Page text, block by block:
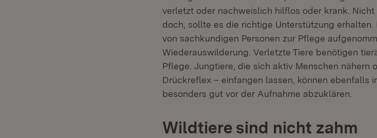
verletzt oder nachweislich hilflos oder krank.
doch, sollte es die richtige Unterstützung
von sachkundigen Personen zur Pflege
Wiederauswilderung. Verletzte Tiere benötigen
Pflege. Jungtiere, die sich aktiv Menschen nähern
Drückreflex – einfangen lassen, können ebenfalls
besonders gut vor der Aufnahme abzuklären.
Wildtiere sind nicht zahm